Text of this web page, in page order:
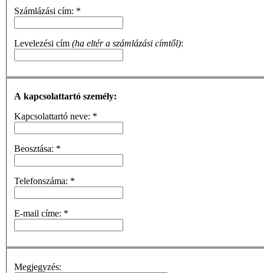
Számlázási cím: *
Levelezési cím (ha eltér a számlázási címtől):
A kapcsolattartó személy:
Kapcsolattartó neve: *
Beosztása: *
Telefonszáma: *
E-mail címe: *
Megjegyzés: